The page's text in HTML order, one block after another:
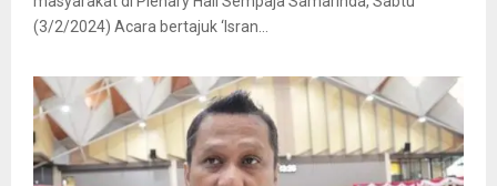
(3/2/2024) Acara bertajuk ‘Isran...